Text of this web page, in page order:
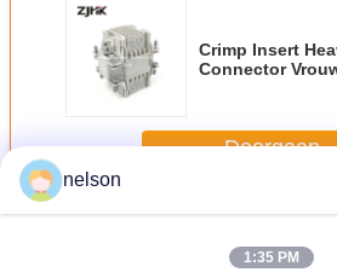
Crimp Insert
Connector
Doorgaan
MeerOp zwaar werk berekend
nelson
1:35 PM